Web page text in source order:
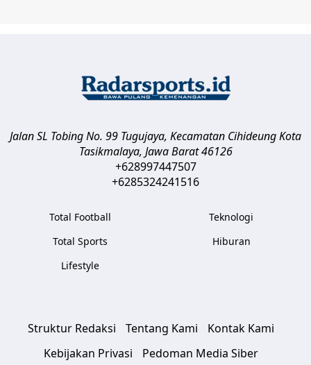
Jalan SL Tobing No. 99 Tugujaya, Kecamatan CihideungKota
Tasikmalaya, Jawa Barat 46126
+628997447507
+6285324241516
Total Football
Total Sports
Lifestyle
Teknologi
Hiburan
Struktur Redaksi Tentang Kami
Kontak Kami
Kebijakan Privasi
Pedoman Media Siber